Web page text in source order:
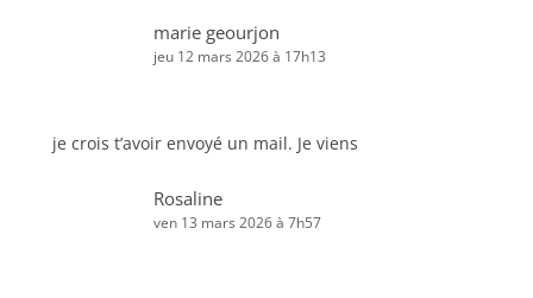
marie geourjon
jeu 12 mars 2026 à 17h13
je crois t’avoir envoyé un mail. Je viens
Rosaline
ven 13 mars 2026 à 7h57